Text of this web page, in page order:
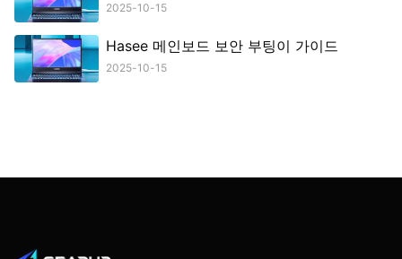
2025-10-15
Hasee 메인보드 보안 부팅이 가이드
2025-10-15